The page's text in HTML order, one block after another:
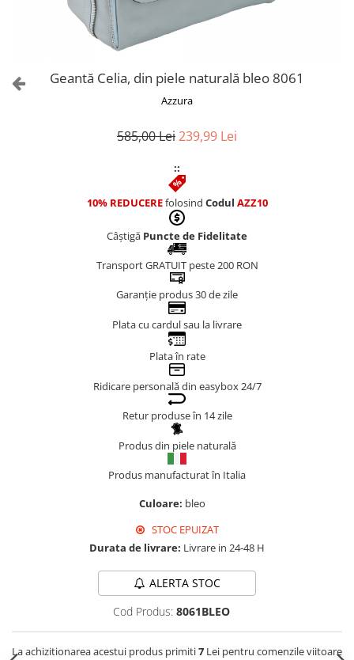
Genți AlbeGeantă Celia, din piele naturală bleo 8061
Azzura
585,00 Lei239,99 Lei
::
10% REDUCEREfolosind Codul AZZ10
Câștigă Puncte de Fidelitate
Transport GRATUIT peste 200 RON
Garanție produs 30 de zile
Plata cu cardul sau la livrare
Plata în rate
Ridicare personală din easybox 24/7
Retur produse în 14 zile
Produs din piele naturală
Produs manufacturat în Italia
Culoare: bleo
STOC EPUIZAT
Durata de livrare: Livrare in 24-48 H
ALERTA STOC
Cod Produs: 8061BLEO
La achizitionarea acestui produs primiti7 Lei pentru comenzile viitoare